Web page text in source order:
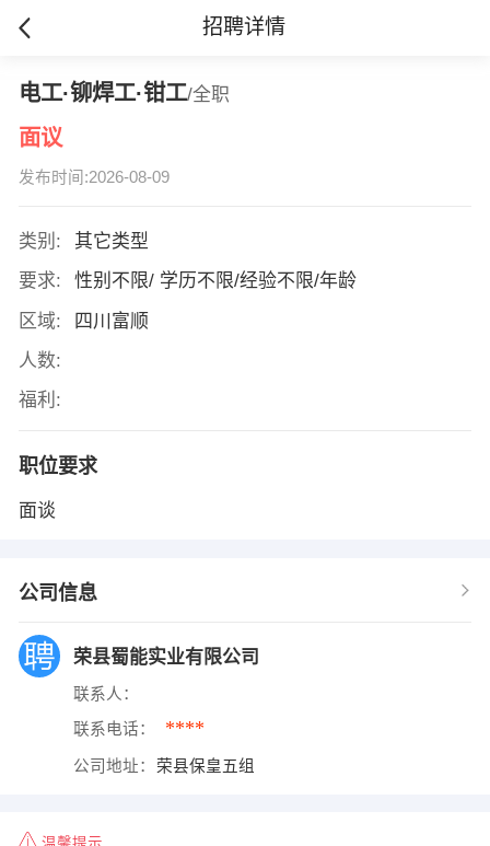
招聘详情
电工·铆焊工·钳工/全职
面议
发布时间:2026-08-09
类别:
其它类型
要求:
性别不限/ 学历不限/经验不限/年龄
区域:
四川富顺
人数:
福利:
职位要求
面谈
公司信息
荣县蜀能实业有限公司
联系人：
联系电话： ****
公司地址： 荣县保皇五组